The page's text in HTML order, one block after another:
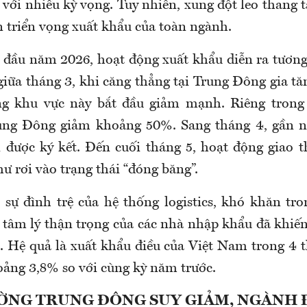
với nhiều kỳ vọng. Tuy nhiên, xung đột leo thang
triển vọng xuất khẩu của toàn ngành.
năm 2026, hoạt động xuất khẩu diễn ra
tháng 3, khi căng thẳng tại Trung Đông gia
khu vực này bắt đầu giảm mạnh. Riêng
Đông giảm khoảng 50%. Sang tháng 4, gần
được ký kết. Đến cuối tháng 5, hoạt động giao
rơi vào trạng thái “đóng băng”.
sự đình trệ của hệ thống logistics, khó khăn
lý thận trọng của các nhà nhập khẩu đã
Hệ quả là xuất khẩu điều của Việt Nam trong 4
3,8% so với cùng kỳ năm trước.
TRUNG ĐÔNG SUY GIẢM, NGÀNH